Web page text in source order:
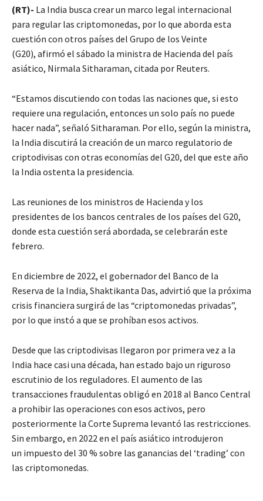
(RT)- La India busca crear un marco legal internacional
para regular las criptomonedas, por lo que aborda esta
cuestión con otros países del Grupo de los Veinte
(G20), afirmó el sábado la ministra de Hacienda del país
asiático, Nirmala Sitharaman, citada por Reuters.
“Estamos discutiendo con todas las naciones que, si esto
requiere una regulación, entonces un solo país no puede
hacer nada”, señaló Sitharaman. Por ello, según la ministra,
la India discutirá la creación de un marco regulatorio de
criptodivisas con otras economías del G20, del que este año
la India ostenta la presidencia.
Las reuniones de los ministros de Hacienda y los
presidentes de los bancos centrales de los países del G20,
donde esta cuestión será abordada, se celebrarán este
febrero.
En diciembre de 2022, el gobernador del Banco de la
Reserva de la India, Shaktikanta Das, advirtió que la próxima
crisis financiera surgirá de las “criptomonedas privadas”,
por lo que instó a que se prohíban esos activos.
Desde que las criptodivisas llegaron por primera vez a la
India hace casi una década, han estado bajo un riguroso
escrutinio de los reguladores. El aumento de las
transacciones fraudulentas obligó en 2018 al Banco Central
a prohibir las operaciones con esos activos, pero
posteriormente la Corte Suprema levantó las restricciones.
Sin embargo, en 2022 en el país asiático introdujeron
un impuesto del 30 % sobre las ganancias del ‘trading’ con
las criptomonedas.